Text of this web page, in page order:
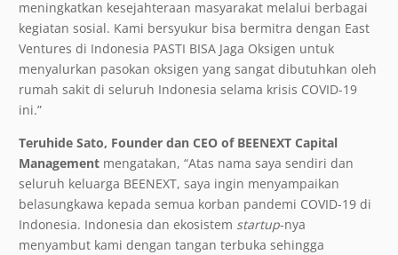
meningkatkan kesejahteraan masyarakat melalui berbagai
kegiatan sosial. Kami bersyukur bisa bermitra dengan East
Ventures di Indonesia PASTI BISA Jaga Oksigen untuk
menyalurkan pasokan oksigen yang sangat dibutuhkan oleh
rumah sakit di seluruh Indonesia selama krisis COVID-19
ini.”
Teruhide Sato, Founder dan CEO of BEENEXT Capital
Management mengatakan, “Atas nama saya sendiri dan
seluruh keluarga BEENEXT, saya ingin menyampaikan
belasungkawa kepada semua korban pandemi COVID-19 di
Indonesia. Indonesia dan ekosistem startup-nya
menyambut kami dengan tangan terbuka sehingga